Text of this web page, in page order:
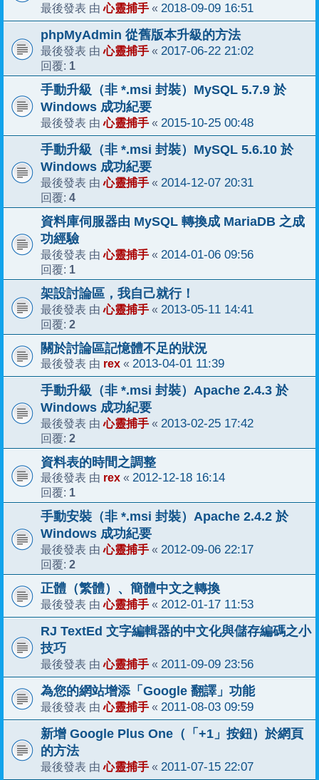
最後發表 由心靈捕手 « 2018-09-09 16:51
phpMyAdmin 從舊版本升級的方法
最後發表 由心靈捕手 « 2017-06-22 21:02
回覆: 1
手動升級（非 *.msi 封裝）MySQL 5.7.9 於
Windows 成功紀要
最後發表 由心靈捕手 « 2015-10-25 00:48
手動升級（非 *.msi 封裝）MySQL 5.6.10 於
Windows 成功紀要
最後發表 由心靈捕手 « 2014-12-07 20:31
回覆: 4
資料庫伺服器由 MySQL 轉換成 MariaDB 之成
功經驗
最後發表 由心靈捕手 « 2014-01-06 09:56
回覆: 1
架設討論區，我自己就行！
最後發表 由心靈捕手 « 2013-05-11 14:41
回覆: 2
關於討論區記憶體不足的狀況
最後發表 由 rex « 2013-04-01 11:39
手動升級（非 *.msi 封裝）Apache 2.4.3 於
Windows 成功紀要
最後發表 由心靈捕手 « 2013-02-25 17:42
回覆: 2
資料表的時間之調整
最後發表 由 rex « 2012-12-18 16:14
回覆: 1
手動安裝（非 *.msi 封裝）Apache 2.4.2 於
Windows 成功紀要
最後發表 由心靈捕手 « 2012-09-06 22:17
回覆: 2
正體（繁體）、簡體中文之轉換
最後發表 由心靈捕手 « 2012-01-17 11:53
RJ TextEd 文字編輯器的中文化與儲存編碼之小
技巧
最後發表 由心靈捕手 « 2011-09-09 23:56
為您的網站增添「Google 翻譯」功能
最後發表 由心靈捕手 « 2011-08-03 09:59
新增 Google Plus One（「+1」按鈕）於網頁
的方法
最後發表 由心靈捕手 « 2011-07-15 22:07